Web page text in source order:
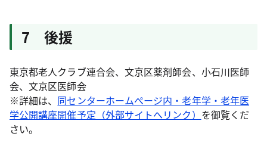
7 後援
東京都老人クラブ連合会、文京区薬剤師会、小石川医師
会、文京区医師会
※詳細は、 同センターホームぺージ内・老年学・老年医
学公開講座開催予定（外部サイトへリンク） を御覧くだ
さい。